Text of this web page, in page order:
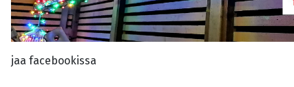
jaa facebookissa